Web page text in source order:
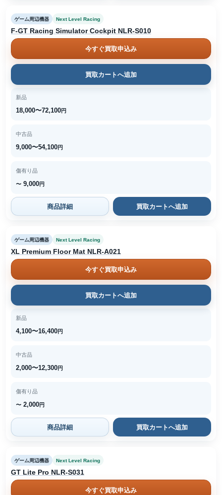
ゲーム周辺機器 Next Level Racing
F-GT Racing Simulator Cockpit NLR-S010
今すぐ買取申込み
買取カートへ追加
新品
18,000〜72,100円
中古品
9,000〜54,100円
傷有り品
〜 9,000円
商品詳細 買取カートへ追加
ゲーム周辺機器 Next Level Racing
XL Premium Floor Mat NLR-A021
今すぐ買取申込み
買取カートへ追加
新品
4,100〜16,400円
中古品
2,000〜12,300円
傷有り品
〜 2,000円
商品詳細 買取カートへ追加
ゲーム周辺機器 Next Level Racing
GT Lite Pro NLR-S031
今すぐ買取申込み